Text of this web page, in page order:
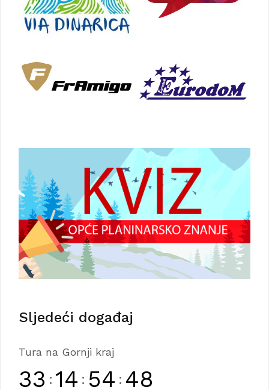
Sljedeći događaj
Tura na Gornji kraj
33 : 14 : 54 : 47